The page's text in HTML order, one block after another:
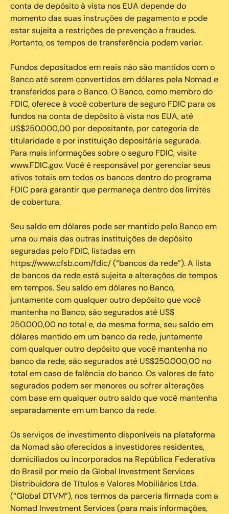
conta de depósito à vista nos EUA depende do
momento das suas instruções de pagamento e pode
estar sujeita a restrições de prevenção a fraudes.
Portanto, os tempos de transferência podem variar.
Fundos depositados em reais não são mantidos com o
Banco até serem convertidos em dólares pela Nomad e
transferidos para o Banco. O Banco, como membro do
FDIC, oferece à você cobertura de seguro FDIC para os
fundos na conta de depósito à vista nos EUA, até
US$250.000,00 por depositante, por categoria de
titularidade e por instituição depositária segurada.
Para mais informações sobre o seguro FDIC, visite
www.FDIC.gov. Você é responsável por gerenciar seus
ativos totais em todos os bancos dentro do programa
FDIC para garantir que permaneça dentro dos limites
de cobertura.
Seu saldo em dólares pode ser mantido pelo Banco em
uma ou mais das outras instituições de depósito
seguradas pelo FDIC, listadas em
https://www.cfsb.com/fdic/ (“bancos da rede”). A lista
de bancos da rede está sujeita a alterações de tempos
em tempos. Seu saldo em dólares no Banco,
juntamente com qualquer outro depósito que você
mantenha no Banco, são segurados até US$
250.000,00 no total e, da mesma forma, seu saldo em
dólares mantido em um banco da rede, juntamente
com qualquer outro depósito que você mantenha no
banco da rede, são segurados até US$250.000,00 no
total em caso de falência do banco. Os valores de fato
segurados podem ser menores ou sofrer alterações
com base em qualquer outro saldo que você mantenha
separadamente em um banco da rede.
Os serviços de investimento disponíveis na plataforma
da Nomad são oferecidos a investidores residentes,
domiciliados ou incorporados na República Federativa
do Brasil por meio da Global Investment Services
Distribuidora de Títulos e Valores Mobiliários Ltda.
(“Global DTVM”), nos termos da parceria firmada com a
Nomad Investment Services (para mais informações,